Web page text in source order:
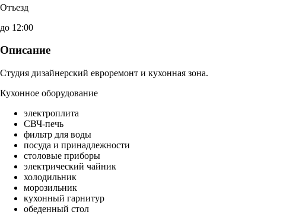
Отъезд
до 12:00
Описание
Студия дизайнерский евроремонт и кухонная зона.
Кухонное оборудование
электроплита
СВЧ-печь
фильтр для воды
посуда и принадлежности
столовые приборы
электрический чайник
холодильник
морозильник
кухонный гарнитур
обеденный стол